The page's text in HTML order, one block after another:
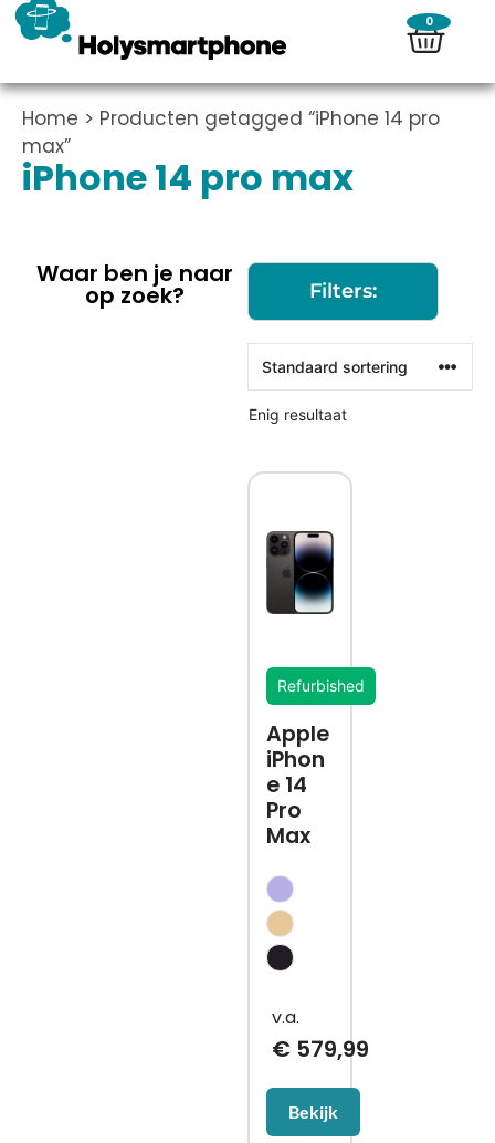
0
Home > Producten getagged “iPhone 14 pro
max”
iPhone 14 pro max
Waar ben je naar
op zoek? Filters:
Enig resultaat
Refurbished
Apple
iPhon
e 14
Pro
Max
€579,99
Bekijk